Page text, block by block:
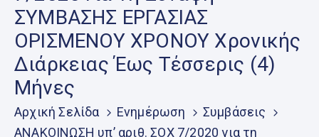
Νησί
Ενημέρωση
Επικοινωνία
Μητρώο
Εθελοντών
ΣΥΜΒΑΣΗΣ ΕΡΓΑΣΙΑΣ
ΟΡΙΣΜΕΝΟΥ ΧΡΟΝΟΥ Χρονικής
Διάρκειας Έως Τέσσερις (4)
Μήνες
Αρχική Σελίδα Ενημέρωση
Συμβάσεις
ΑΝΑΚΟΙΝΩΣΗ υπ’ αριθ. ΣΟΧ 7/2020 για τη